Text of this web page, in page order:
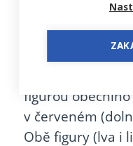
bývalé
totiž jedním z
jejímuž
figurou
v červeném
Obě figury (lva i